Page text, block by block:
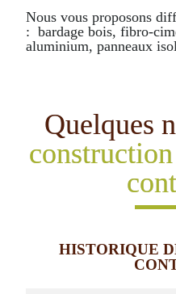
Nous vous proposons
: bardage bois, fibro-
aluminium, panneaux
Quelques
HISTORIQUE